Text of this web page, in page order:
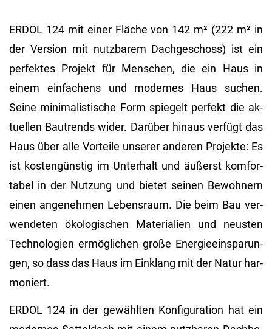
ERDOL 124 mit einer Flä­che von 142 m² (222 m² in
der Ver­si­on mit nutz­ba­rem Dach­ge­schoss) ist ein
per­fek­tes Pro­jekt für Men­schen, die ein Haus in
einem ein­fa­chens und mo­der­nes Haus su­chen.
Seine mi­ni­ma­lis­ti­sche Form spie­gelt per­fekt die ak­
tu­el­len Bau­trends wider. Dar­über hin­aus ver­fügt das
Haus über alle Vor­tei­le un­se­rer an­de­ren Pro­jek­te: Es
ist kos­ten­güns­tig im Un­ter­halt und äu­ßerst kom­for­
ta­bel in der Nut­zung und bie­tet sei­nen Be­woh­nern
einen an­ge­neh­men Le­bens­raum. Die beim Bau ver­
wen­de­ten öko­lo­gi­schen Ma­te­ria­li­en und neus­ten
Tech­no­lo­gi­en er­mög­li­chen große En­er­gie­ein­spa­run­
gen, so dass das Haus im Ein­klang mit der Natur har­
mo­niert.
ERDOL 124 in der ge­wähl­ten Kon­fi­gu­ra­ti­on hat ein